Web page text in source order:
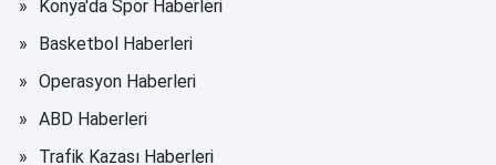
Konya'da Spor Haberleri
Basketbol Haberleri
Operasyon Haberleri
ABD Haberleri
Trafik Kazası Haberleri